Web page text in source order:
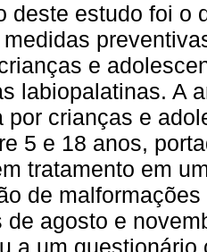
deste estudo foi o
e
labiopalatinas. A
por crianças e
5 e 18 anos,
tratamento em
de
de agosto e
a um